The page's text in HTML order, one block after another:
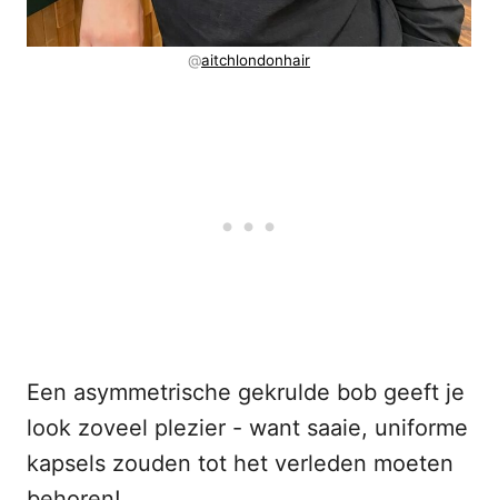
@aitchlondonhair
Een asymmetrische gekrulde bob geeft je
look zoveel plezier - want saaie, uniforme
kapsels zouden tot het verleden moeten